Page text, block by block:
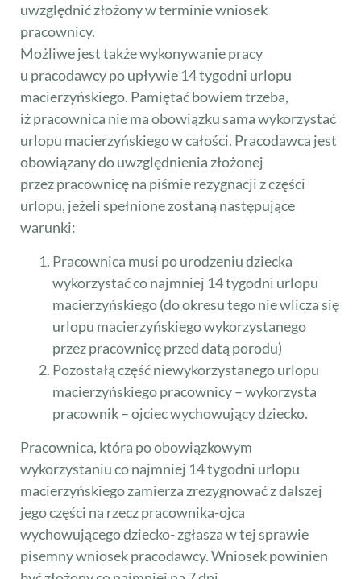
uwzględnić złożony w terminie wniosek
pracownicy.
Możliwe jest także wykonywanie pracy
u pracodawcy po upływie 14 tygodni urlopu
macierzyńskiego. Pamiętać bowiem trzeba,
iż pracownica nie ma obowiązku sama wykorzystać
urlopu macierzyńskiego w całości. Pracodawca jest
obowiązany do uwzględnienia złożonej
przez pracownicę na piśmie rezygnacji z części
urlopu, jeżeli spełnione zostaną następujące
warunki:
Pracownica musi po urodzeniu dziecka
wykorzystać co najmniej 14 tygodni urlopu
macierzyńskiego (do okresu tego nie wlicza się
urlopu macierzyńskiego wykorzystanego
przez pracownicę przed datą porodu)
Pozostałą część niewykorzystanego urlopu
macierzyńskiego pracownicy – wykorzysta
pracownik – ojciec wychowujący dziecko.
Pracownica, która po obowiązkowym
wykorzystaniu co najmniej 14 tygodni urlopu
macierzyńskiego zamierza zrezygnować z dalszej
jego części na rzecz pracownika-ojca
wychowującego dziecko- zgłasza w tej sprawie
pisemny wniosek pracodawcy. Wniosek powinien